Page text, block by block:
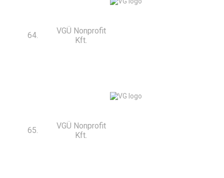
64.
VGÜ Nonprofit
Kft.
65.
VGÜ Nonprofit
Kft.